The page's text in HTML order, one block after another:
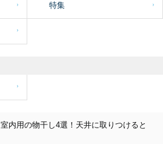
特集
室内用の物干し4選！天井に取りつけると